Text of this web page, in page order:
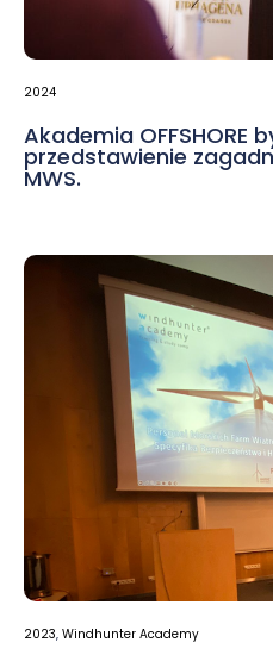
2024
Akademia OFFSHORE
przedstawienie
MWS.
2023, Windhunter Academy